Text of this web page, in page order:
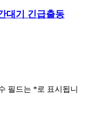
대기 긴급출동
필드는 *로 표시됩니